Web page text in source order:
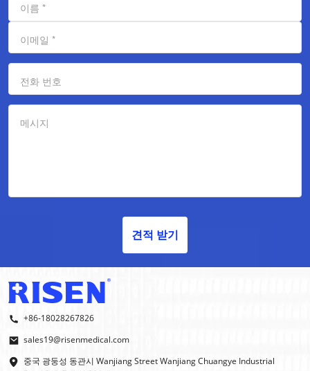
이름 *
이메일 *
전화 번호
메시지
견적 받기
+86-18028267826
sales19@risenmedical.com
중국 광둥성 동관시 Wanjiang Street Wanjiang Chuangye Industrial